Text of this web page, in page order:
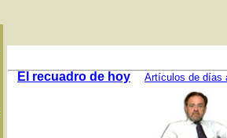
El recuadro de hoy Artículos de días